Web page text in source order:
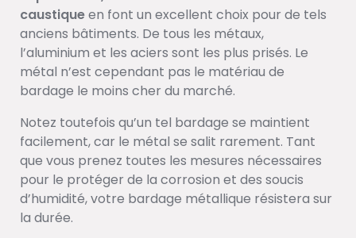
caustiqueen font un excellent choix pour de tels
anciens bâtiments. De tous les métaux,
l’aluminium et les aciers sont les plus prisés. Le
métal n’est cependant pas le matériau de
bardage le moins cher du marché.
Notez toutefois qu’un tel bardage se maintient
facilement, car le métal se salit rarement. Tant
que vous prenez toutes les mesures nécessaires
pour le protéger de la corrosion et des soucis
d’humidité, votre bardage métallique résistera sur
la durée.